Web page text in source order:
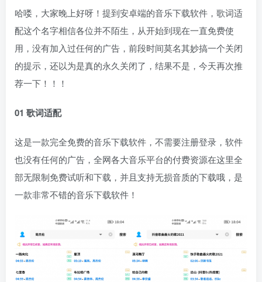
哈喽，大家晚上好呀！提到安卓端的音乐下载软件，歌词适
配这个名字相信各位并不陌生，从开始到现在一直免费使
用，没有加入过任何的广告，前段时间莫名其妙搞一个关闭
的提示，还以为是真的永久关闭了，结果不是，今天再次推
荐一下！！！
01 歌词适配
这是一款完全免费的音乐下载软件，不需要注册登录，软件
也没有任何的广告，全网各大音乐平台的付费资源在这里全
部无限制免费试听和下载，并且支持无损音质的下载哦，是
一款非常不错的音乐下载软件！